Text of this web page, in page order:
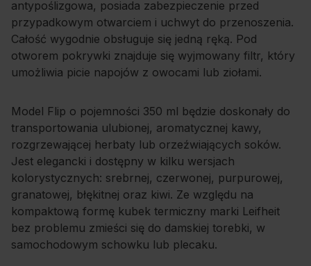
antypoślizgowa, posiada zabezpieczenie przed
przypadkowym otwarciem i uchwyt do przenoszenia.
Całość wygodnie obsługuje się jedną ręką. Pod
otworem pokrywki znajduje się wyjmowany filtr, który
umożliwia picie napojów z owocami lub ziołami.
Model Flip o pojemności 350 ml będzie doskonały do
transportowania ulubionej, aromatycznej kawy,
rozgrzewającej herbaty lub orzeźwiających soków.
Jest elegancki i dostępny w kilku wersjach
kolorystycznych: srebrnej, czerwonej, purpurowej,
granatowej, błękitnej oraz kiwi. Ze względu na
kompaktową formę kubek termiczny marki Leifheit
bez problemu zmieści się do damskiej torebki, w
samochodowym schowku lub plecaku.